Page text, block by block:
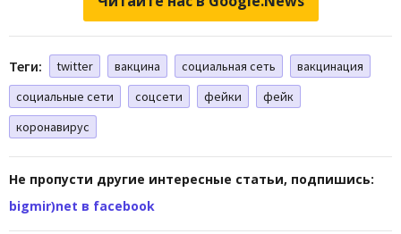
Теги: twitter вакцина социальная сеть
вакцинация
социальные сети
соцсети фейки
фейк
коронавирус
Не пропусти другие интересные статьи, подпишись:
bigmir)net в facebook